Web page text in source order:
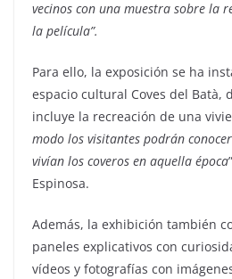
vecinos con una muestra sobre la
la película”.
Para ello, la exposición se ha
espacio cultural Coves del Batà,
incluye la recreación de una
modo los visitantes podrán
vivían los coveros en aquella época
Espinosa.
Además, la exhibición también
paneles explicativos con
vídeos y fotografías con